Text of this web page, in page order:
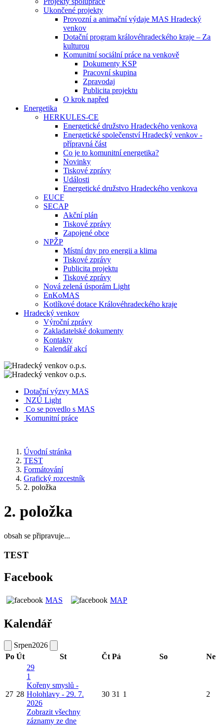
Ukončené projekty
Provozní a animační výdaje MAS Hradecký
venkov
Dotační program královéhradeckého kraje – Za
kulturou
Komunitní sociální práce na venkově
Dokumenty KSP
Pracovní skupina
Zpravodaj
Publicita projektu
O krok napřed
Energetika
HERKULES-CE
Energetické družstvo Hradeckého venkova
Energetické společenství Hradecký venkov -
přípravná část
Co je to komunitní energetika?
Novinky
Tiskové zprávy
Události
Energetické družstvo Hradeckého venkova
EUCF
SECAP
Akční plán
Tiskové zprávy
Zapojené obce
NPŽP
Místní dny pro energii a klima
Tiskové zprávy
Publicita projektu
Tiskové zprávy
Nová zelená úsporám Light
EnKoMAS
Kotlíkové dotace Královéhradeckého kraje
Hradecký venkov
Výroční zprávy
Zakladatelské dokumenty
Kontakty
Kalendář akcí
Dotační výzvy MAS
NZÚ Light
Co se povedlo s MAS
Komunitní práce
Úvodní stránka
TEST
Formátování
Grafický rozcestník
2. položka
2. položka
obsah se připravuje...
TEST
Facebook
MAS MAP
Kalendář
Srpen2026
Po Út St Čt Pá So Ne
27 28
29
1
Kořeny smyslů -
Holohlavy - 29. 7.
2026
Zobrazit všechny
záznamy ze dne
30 31 1 2